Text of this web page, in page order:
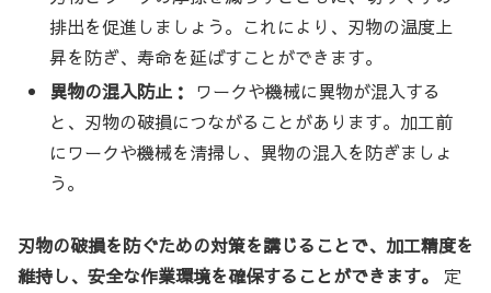
排出を促進しましょう。これにより、刃物の温度上
昇を防ぎ、寿命を延ばすことができます。
異物の混入防止： ワークや機械に異物が混入する
と、刃物の破損につながることがあります。加工前
にワークや機械を清掃し、異物の混入を防ぎましょ
う。
刃物の破損を防ぐための対策を講じることで、加工精度を
維持し、安全な作業環境を確保することができます。
定